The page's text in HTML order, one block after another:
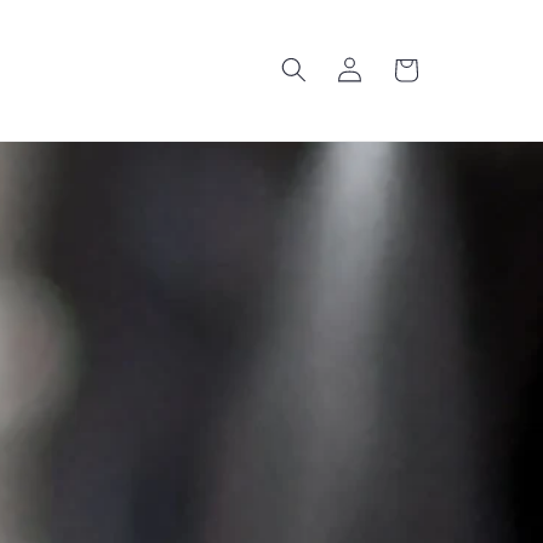
Iniciar sesiónCarrito